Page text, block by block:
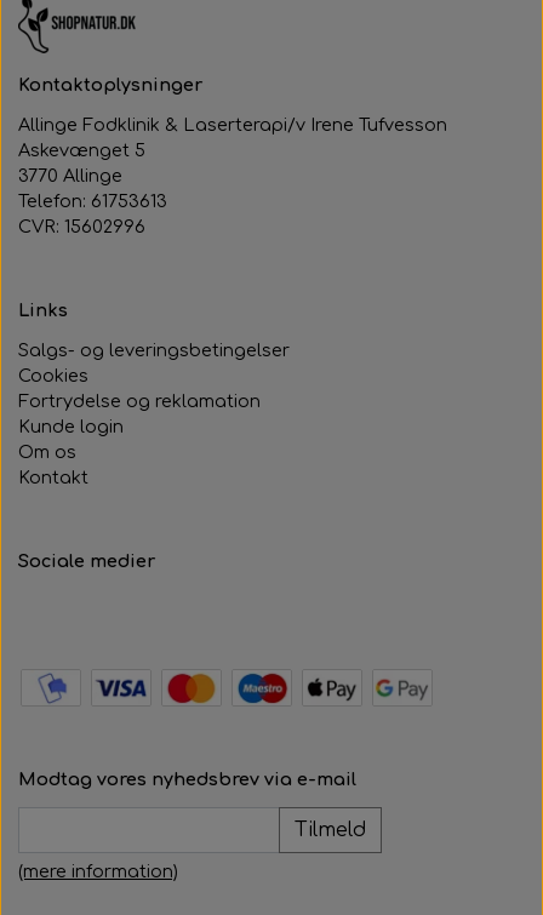
Kontaktoplysninger
Allinge Fodklinik & Laserterapi/v Irene Tufvesson
Askevænget 5
3770 Allinge
Telefon: 61753613
CVR: 15602996
Links
Salgs- og leveringsbetingelser
Cookies
Fortrydelse og reklamation
Kunde login
Om os
Kontakt
Sociale medier
Modtag vores nyhedsbrev via e-mail
Tilmeld
(mere information)